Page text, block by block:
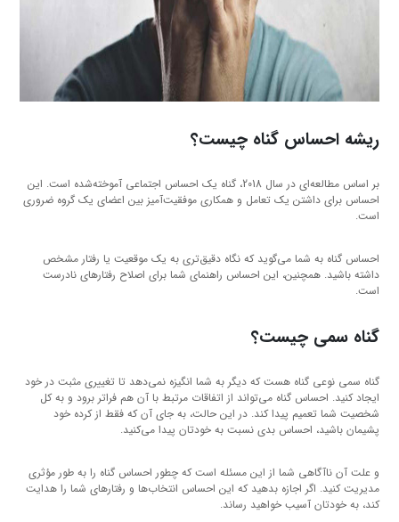
ریشه احساس گناه چیست؟
بر اساس مطالعه‌ای در سال 2018، گناه یک احساس اجتماعی آموخته‌شده است. این
احساس برای داشتن یک تعامل و همکاری موفقیت‌آمیز بین اعضای یک گروه ضروری
است.
احساس گناه به شما می‌گوید که نگاه دقیق‌تری به یک موقعیت یا رفتار مشخص
داشته باشید. همچنین، این احساس راهنمای شما برای اصلاح رفتارهای نادرست
است.
گناه سمی چیست؟
گناه سمی نوعی گناه هست که دیگر به شما انگیزه نمی‌دهد تا تغییری مثبت در خود
ایجاد کنید. احساس گناه می‌تواند از اتفاقات مرتبط با آن هم فراتر برود و به کل
شخصیت شما تعمیم پیدا کند. در این حالت، به جای آن که فقط از کرده خود
پشیمان باشید، احساس بدی نسبت به خودتان پیدا می‌کنید.
و علت آن ناآگاهی شما از این مسئله است که چطور احساس گناه را به طور مؤثری
مدیریت کنید. اگر اجازه بدهید که این احساس انتخاب‌ها و رفتارهای شما را هدایت
کند، به خودتان آسیب خواهید رساند.